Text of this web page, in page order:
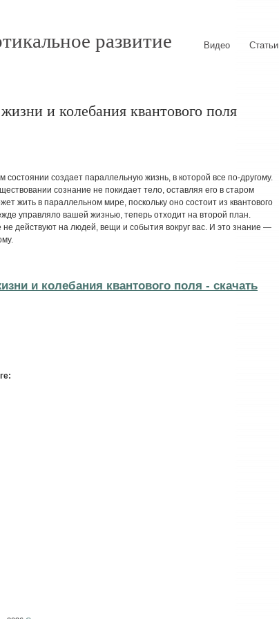
развитие Видео Статьи
и колебания квантового поля
состоянии создает параллельную жизнь, в которой все по-другому.
сознание не покидает тело, оставляя его в старом
жить в параллельном мире, поскольку оно состоит из квантового
управляло вашей жизнью, теперь отходит на второй план.
действуют на людей, вещи и события вокруг вас. И это знание —
и колебания квантового поля - cкачать